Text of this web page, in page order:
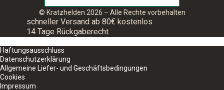
© Kratzhelden 2026 – Alle Rechte vorbehalten
schneller Versand ab 80€ kostenlos
14 Tage Rückgaberecht
Haftungsausschluss
Datenschutzerklärung
Allgemeine Liefer- und Geschäftsbedingungen
Cookies
Impressum